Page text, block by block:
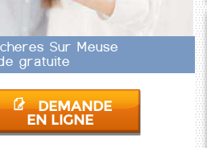
Sur Meuse
gratuite
DEMANDE
EN LIGNE